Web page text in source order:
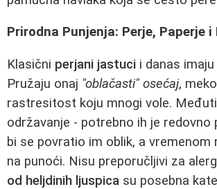
Prirodna Punjenja: Perje, Paperje i
Klasični perjani jastuci i danas
Pružaju onaj "oblačasti" osećaj,
rastresitost koju mnogi vole.
održavanje - potrebno ih je
bi se povratio im oblik, a vremenom
na punoći. Nisu preporučljivi za
od heljdinih ljuspica su posebna